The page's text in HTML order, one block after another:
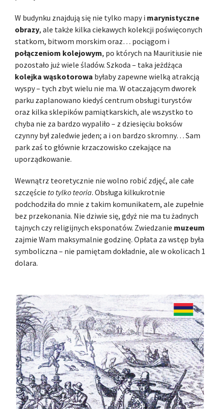
W budynku znajdują się nie tylko mapy i marynistyczne
obrazy, ale także kilka ciekawych kolekcji poświęconych
statkom, bitwom morskim oraz… pociągom i
połączeniom kolejowym, po których na Mauritiusie nie
pozostało już wiele śladów. Szkoda – taka jeżdżąca
kolejka wąskotorowa byłaby zapewne wielką atrakcją
wyspy – tych zbyt wielu nie ma. W otaczającym dworek
parku zaplanowano kiedyś centrum obsługi turystów
oraz kilka sklepików pamiątkarskich, ale wszystko to
chyba nie za bardzo wypaliło – z dziesięciu boksów
czynny był zaledwie jeden; a i on bardzo skromny… Sam
park zaś to głównie krzaczowisko czekające na
uporządkowanie.
Wewnątrz teoretycznie nie wolno robić zdjęć, ale całe
szczęście to tylko teoria. Obsługa kilkukrotnie
podchodziła do mnie z takim komunikatem, ale zupełnie
bez przekonania. Nie dziwie się, gdyż nie ma tu żadnych
tajnych czy religijnych eksponatów. Zwiedzanie muzeum
zajmie Wam maksymalnie godzinę. Opłata za wstęp była
symboliczna – nie pamiętam dokładnie, ale w okolicach 1
dolara.